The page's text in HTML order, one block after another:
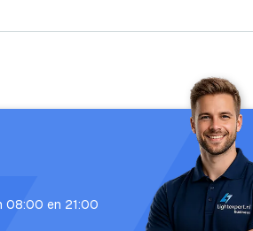
08:00 en 21:00